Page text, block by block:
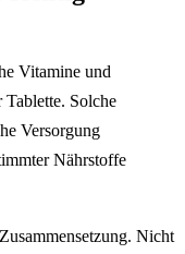
Vitamine und
Solche
Versorgung
Nährstoffe
Nicht